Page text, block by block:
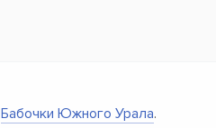
Бабочки Южного Урала.